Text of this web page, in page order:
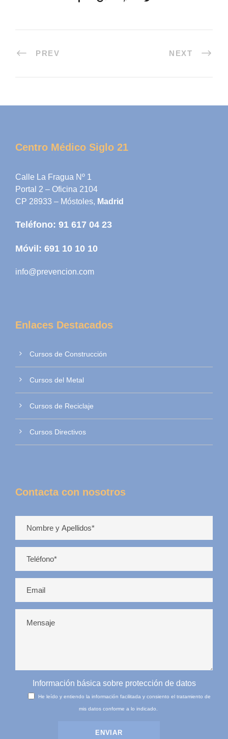
PREV NEXT
Centro Médico Siglo 21
Calle La Fragua Nº 1
Portal 2 – Oficina 2104
CP 28933 – Móstoles, Madrid
Teléfono: 91 617 04 23
Móvil: 691 10 10 10
info@prevencion.com
Enlaces Destacados
Cursos de Construcción
Cursos del Metal
Cursos de Reciclaje
Cursos Directivos
Contacta con nosotros
Información básica sobre protección de datos
He leído y entiendo la información facilitada y consiento el tratamiento de
mis datos conforme a lo indicado.